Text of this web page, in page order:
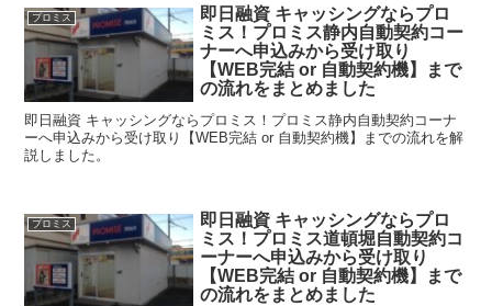
プロミス
即日融資 キャッシングならプロ
ミス！プロミス静内自動契約コー
ナーへ申込みから受け取り
【WEB完結 or 自動契約機】まで
の流れをまとめました
即日融資 キャッシングならプロミス！プロミス静内自動契約コーナ
ーへ申込みから受け取り【WEB完結 or 自動契約機】までの流れを解
説しました。
プロミス
即日融資 キャッシングならプロ
ミス！プロミス道頓堀自動契約コ
ーナーへ申込みから受け取り
【WEB完結 or 自動契約機】まで
の流れをまとめました